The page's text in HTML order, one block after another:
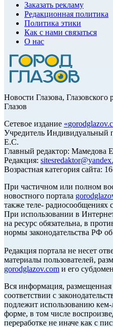
Заказать рекламу
Редакционная политика
Политика этики
Как с нами связаться
О нас
Новости Глазова,
Глазов
Сетевое издание «
Учредитель Индивидуальный
Е.С.
Главный редактор: Мамедова
Редакция:
Возрастная категория сайта:
При частичном или полном
новостного портала
также теле- радиосообщениях
При использовании в
на ресурс обязательна, в
нормы законодательства РФ
Редакция портала не несет
материалы пользователей,
gorodglazov.com и его
Вся информация, размещенная
соответствии с
подлежит использованию
форме, в том числе
переработке не иначе как с